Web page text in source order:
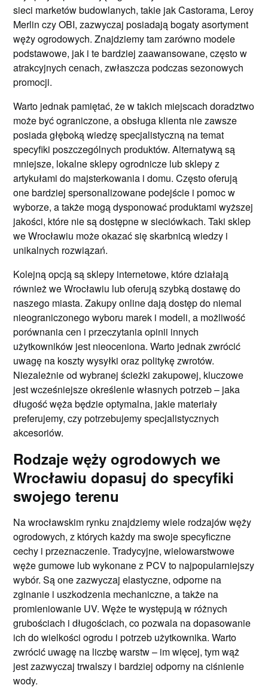
sieci marketów budowlanych, takie jak Castorama, Leroy
Merlin czy OBI, zazwyczaj posiadają bogaty asortyment
węży ogrodowych. Znajdziemy tam zarówno modele
podstawowe, jak i te bardziej zaawansowane, często w
atrakcyjnych cenach, zwłaszcza podczas sezonowych
promocji.
Warto jednak pamiętać, że w takich miejscach doradztwo
może być ograniczone, a obsługa klienta nie zawsze
posiada głęboką wiedzę specjalistyczną na temat
specyfiki poszczególnych produktów. Alternatywą są
mniejsze, lokalne sklepy ogrodnicze lub sklepy z
artykułami do majsterkowania i domu. Często oferują
one bardziej spersonalizowane podejście i pomoc w
wyborze, a także mogą dysponować produktami wyższej
jakości, które nie są dostępne w sieciówkach. Taki sklep
we Wrocławiu może okazać się skarbnicą wiedzy i
unikalnych rozwiązań.
Kolejną opcją są sklepy internetowe, które działają
również we Wrocławiu lub oferują szybką dostawę do
naszego miasta. Zakupy online dają dostęp do niemal
nieograniczonego wyboru marek i modeli, a możliwość
porównania cen i przeczytania opinii innych
użytkowników jest nieoceniona. Warto jednak zwrócić
uwagę na koszty wysyłki oraz politykę zwrotów.
Niezależnie od wybranej ścieżki zakupowej, kluczowe
jest wcześniejsze określenie własnych potrzeb – jaka
długość węża będzie optymalna, jakie materiały
preferujemy, czy potrzebujemy specjalistycznych
akcesoriów.
Rodzaje węży ogrodowych we
Wrocławiu dopasuj do specyfiki
swojego terenu
Na wrocławskim rynku znajdziemy wiele rodzajów węży
ogrodowych, z których każdy ma swoje specyficzne
cechy i przeznaczenie. Tradycyjne, wielowarstwowe
węże gumowe lub wykonane z PCV to najpopularniejszy
wybór. Są one zazwyczaj elastyczne, odporne na
zginanie i uszkodzenia mechaniczne, a także na
promieniowanie UV. Węże te występują w różnych
grubościach i długościach, co pozwala na dopasowanie
ich do wielkości ogrodu i potrzeb użytkownika. Warto
zwrócić uwagę na liczbę warstw – im więcej, tym wąż
jest zazwyczaj trwalszy i bardziej odporny na ciśnienie
wody.